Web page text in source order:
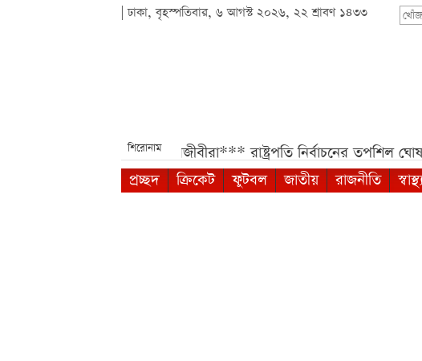
| ঢাকা, বৃহস্পতিবার, ৬ আগস্ট ২০২৬, ২২ শ্রাবণ ১৪৩৩
খোঁজ
শিরোনাম
সরকারি চাকরিজীবীরা*** রাষ্ট্রপতি নির্বাচনের তপশিল ঘোষণা, ভোট
প্রচ্ছদ
ক্রিকেট ফুটবল জাতীয় রাজনীতি